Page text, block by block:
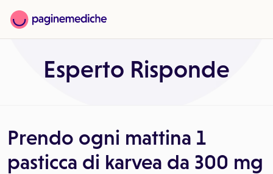
Esperto Risponde
Prendo ogni mattina 1
pasticca di karvea da 300 mg